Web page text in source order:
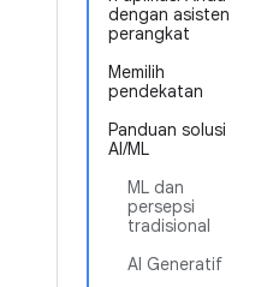
dengan asisten
perangkat
Memilih
pendekatan
Panduan solusi
AI/ML
ML dan
persepsi
tradisional
AI Generatif